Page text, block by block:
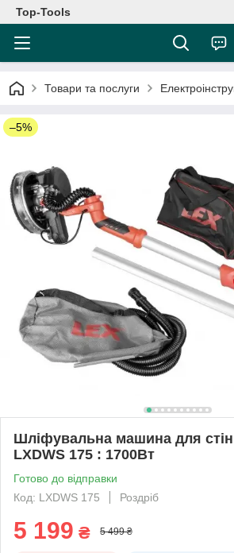
Top-Tools
Товари та послуги
–5%
Шліфувальна машина для стін
LXDWS 175 : 1700Вт
Готово до відправки
Код: LXDWS 175
Роздріб
5 199 ₴ 5 499 ₴